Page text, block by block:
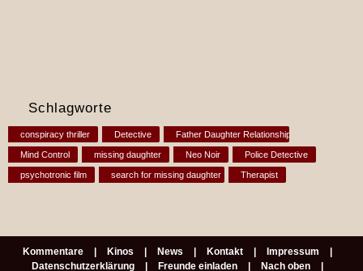
Schlagworte
conspiracy thriller Detective Father Daughter Relationship
Mind Control missing daughter Neo Noir Police Detective
psychotronic film search for missing daughter Therapist
Kommentare Kinos News Kontakt
Impressum
Datenschutzerklärung
Freunde einladen Nach oben